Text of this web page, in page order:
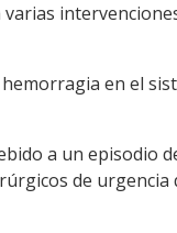
en el
a un episodio
de urgencia